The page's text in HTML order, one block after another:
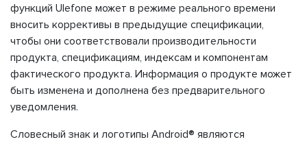
функций Ulefone может в режиме реального времени
вносить коррективы в предыдущие спецификации,
чтобы они соответствовали производительности
продукта, спецификациям, индексам и компонентам
фактического продукта. Информация о продукте может
быть изменена и дополнена без предварительного
уведомления.
Словесный знак и логотипы Android® являются